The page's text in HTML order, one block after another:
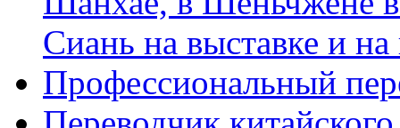
Сиань на выставке и
Профессиональный